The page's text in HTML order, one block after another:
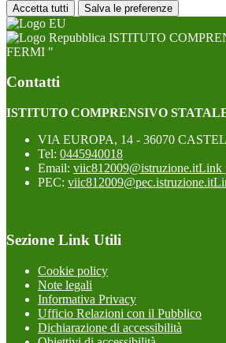
Accetta tutti Salva le preferenze
ISTITUTO
FERMI "
Contatti
ISTITUTO COMPRENSIVO
VIA EUROPA, 14 - 36070
Tel: 0445940018
Email: viic812009@istruzione.itLink
PEC: viic812009@pec.istruzione.it
Sezione Link Utili
Cookie policy
Note legali
Informativa Privacy
Ufficio Relazioni con il Pubblico
Dichiarazione di accessibilità